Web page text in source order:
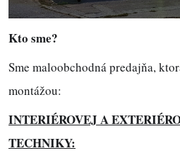
Kto sme?
Sme maloobchodná predajňa,
montážou:
INTERIÉROVEJ A
TECHNIKY: